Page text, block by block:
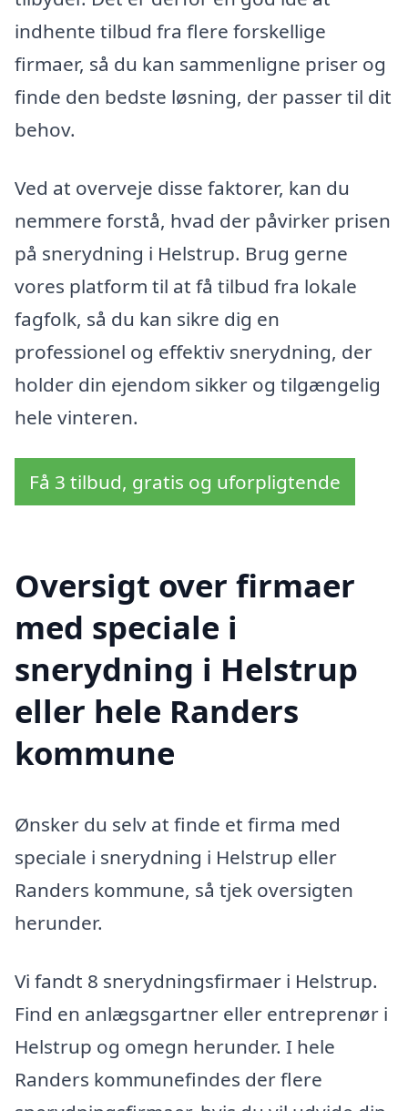
indhente tilbud fra flere forskellige
firmaer, så du kan sammenligne priser og
finde den bedste løsning, der passer til dit
behov.
Ved at overveje disse faktorer, kan du
nemmere forstå, hvad der påvirker prisen
på snerydning i Helstrup. Brug gerne
vores platform til at få tilbud fra lokale
fagfolk, så du kan sikre dig en
professionel og effektiv snerydning, der
holder din ejendom sikker og tilgængelig
hele vinteren.
Få 3 tilbud, gratis og uforpligtende
Oversigt over firmaer
med speciale i
snerydning i Helstrup
eller hele Randers
kommune
Ønsker du selv at finde et firma med
speciale i snerydning i Helstrup eller
Randers kommune, så tjek oversigten
herunder.
Vi fandt 8 snerydningsfirmaer i Helstrup.
Find en anlægsgartner eller entreprenør i
Helstrup og omegn herunder. I hele
Randers kommunefindes der flere